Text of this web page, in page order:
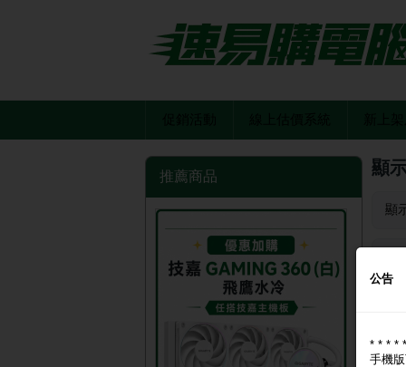
推薦商品 顯
顯
公告
* * * *
手機版